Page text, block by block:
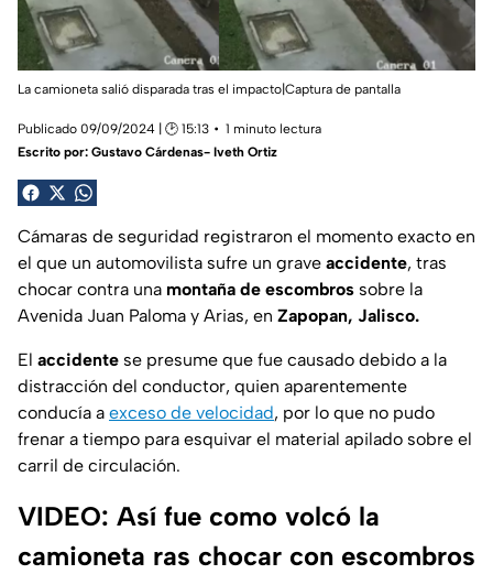
La camioneta salió disparada tras el impacto|Captura de pantalla
Publicado 09/09/2024 | 🕑 15:13
1 minuto lectura
Escrito por: Gustavo Cárdenas- Iveth Ortiz
Cámaras de seguridad registraron el momento exacto en
el que un automovilista sufre un grave accidente, tras
chocar contra una montaña de escombros sobre la
Avenida Juan Paloma y Arias, en Zapopan, Jalisco.
El accidente se presume que fue causado debido a la
distracción del conductor, quien aparentemente
conducía a exceso de velocidad, por lo que no pudo
frenar a tiempo para esquivar el material apilado sobre el
carril de circulación.
VIDEO: Así fue como volcó la
camioneta ras chocar con escombros